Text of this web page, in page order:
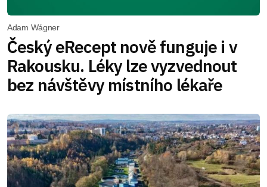
Adam Wágner
Český eRecept nově funguje i v
Rakousku. Léky lze vyzvednout
bez návštěvy místního lékaře